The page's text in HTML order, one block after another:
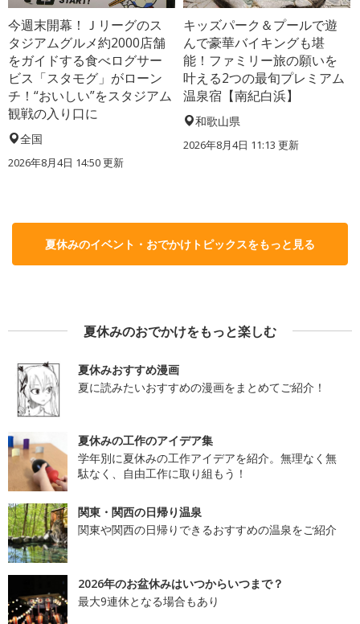
今週末開幕！Ｊリーグのス
タジアムグルメ約2000店舗
をガイドする食べログサー
ビス「スタモグ」がローン
チ！“おいしい”をスタジアム
観戦の入り口に
全国
2026年8月4日 14:50更新
キッズパーク＆プールで遊
んで豪華バイキングも堪
能！ファミリー旅の願いを
叶える2つの最旬プレミアム
温泉宿【南紀白浜】
和歌山県
2026年8月4日 11:13 更新
夏休みのイベント・おでかけトピックスをもっと見る
夏休みのおでかけをもっと楽しむ
夏休みおすすめ漫画
夏に読みたいおすすめの漫画をまとめてご紹介！
夏休みの工作のアイデア集
学年別に夏休みの工作アイデアを紹介。無理なく無
駄なく、自由工作に取り組もう！
関東・関西の日帰り温泉
関東や関西の日帰りできるおすすめの温泉をご紹介
2026年のお盆休みはいつからいつまで？
最大9連休となる場合もあり